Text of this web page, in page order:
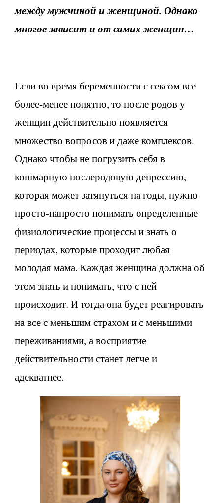
между мужчиной и женщиной. Однако
многое зависит и от самих женщин…
Если во время беременности с сексом все
более-менее понятно, то после родов у
женщин действительно появляется
множество вопросов и даже комплексов.
Однако чтобы не погрузить себя в
кошмарную послеродовую депрессию,
которая может затянуться на годы, нужно
просто-напросто понимать определенные
физиологические процессы и знать о
периодах, которые проходит любая
молодая мама. Каждая женщина должна об
этом знать и понимать, что с ней
происходит. И тогда она будет реагировать
на все с меньшим страхом и с меньшими
переживаниями, а восприятие
действительности станет легче и
адекватнее.